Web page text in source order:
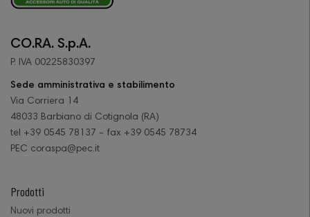
CO.RA. S.p.A.
P. IVA 00225830397
Sede amministrativa e stabilimento
Via Corriera 14
48033 Barbiano di Cotignola (RA)
tel +39 0545 78137 - fax +39 0545 78734
PEC coraspa@pec.it
Prodotti
Nuovi prodotti